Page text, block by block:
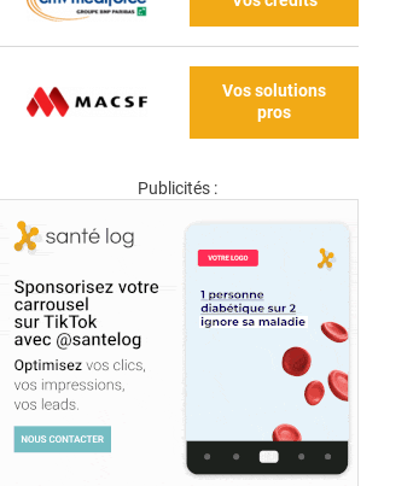
Vos solutions
pros
Publicités :